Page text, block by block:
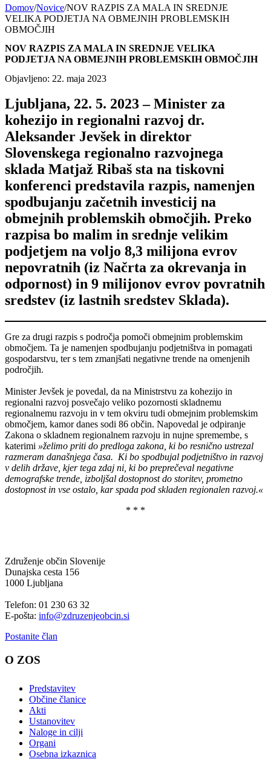
Domov/Novice/NOV RAZPIS ZA MALA IN SREDNJE
VELIKA PODJETJA NA OBMEJNIH PROBLEMSKIH
OBMOČJIH
NOV RAZPIS ZA MALA IN SREDNJE VELIKA
PODJETJA NA OBMEJNIH PROBLEMSKIH OBMOČJIH
Objavljeno: 22. maja 2023
Ljubljana, 22. 5. 2023 – Minister za
kohezijo in regionalni razvoj dr.
Aleksander Jevšek in direktor
Slovenskega regionalno razvojnega
sklada Matjaž Ribaš sta na tiskovni
konferenci predstavila razpis, namenjen
spodbujanju začetnih investicij na
obmejnih problemskih območjih. Preko
razpisa bo malim in srednje velikim
podjetjem na voljo 8,3 milijona evrov
nepovratnih (iz Načrta za okrevanja in
odpornost) in 9 milijonov evrov povratnih
sredstev (iz lastnih sredstev Sklada).
Gre za drugi razpis s področja pomoči obmejnim problemskim
območjem. Ta je namenjen spodbujanju podjetništva in pomagati
gospodarstvu, ter s tem zmanjšati negativne trende na omenjenih
področjih.
Minister Jevšek je povedal, da na Ministrstvu za kohezijo in
regionalni razvoj posvečajo veliko pozornosti skladnemu
regionalnemu razvoju in v tem okviru tudi obmejnim problemskim
območjem, kamor danes sodi 86 občin. Napovedal je odpiranje
Zakona o skladnem regionalnem razvoju in nujne spremembe, s
katerimi »želimo priti do predloga zakona, ki bo resnično ustrezal
razmeram današnjega časa. Ki bo spodbujal podjetništvo in razvoj
v delih države, kjer tega zdaj ni, ki bo preprečeval negativne
demografske trende, izboljšal dostopnost do storitev, prometno
dostopnost in vse ostalo, kar spada pod skladen regionalen razvoj.«
* * *
Združenje občin Slovenije
Dunajska cesta 156
1000 Ljubljana
Telefon: 01 230 63 32
E-pošta: info@zdruzenjeobcin.si
Postanite član
O ZOS
Predstavitev
Občine članice
Akti
Ustanovitev
Naloge in cilji
Organi
Osebna izkaznica